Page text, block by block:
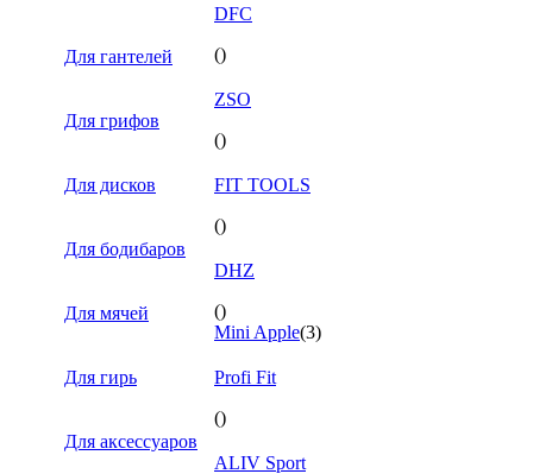
Для гантелей
Для грифов
Для дисков
Для бодибаров
Для мячей
Для гирь
Для аксессуаров
DFC
()
ZSO
()
FIT TOOLS
()
DHZ
()
Mini Apple(3)
Profi Fit
()
ALIV Sport